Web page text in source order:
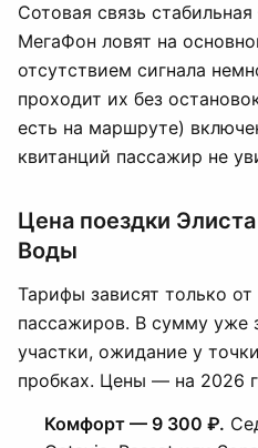
Сотовая связь
МегаФон ловят на
отсутствием сигнала
проходит их без
есть на маршруте)
квитанций пассажир не
Цена поездки
Воды
Тарифы зависят только
пассажиров. В сумму уже
участки, ожидание у
пробках. Цены — на 2026
Комфорт — 9 300 ₽.